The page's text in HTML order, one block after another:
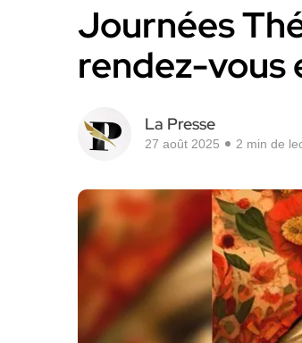
Journées
rendez-vous
La Presse
27 août 2025 2 min de